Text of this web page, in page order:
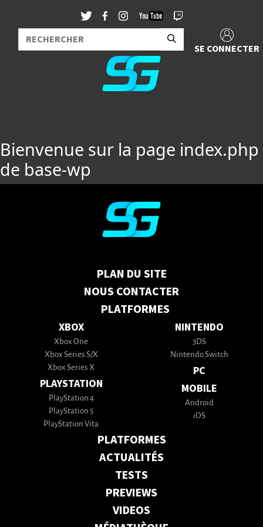
SE CONNECTER
Bienvenue sur la page index.php
de base-wp
PLAN DU SITE
NOUS CONTACTER
PLATFORMES
XBOX
Xbox One
Xbox Series S/X
Xbox Series X
PLAYSTATION
PlayStation 4
PlayStation 5
PlayStation Vita
NINTENDO
3DS
Nintendo Switch
PC
MOBILE
Android
iOS
PLATFORMES
ACTUALITÉS
TESTS
PREVIEWS
VIDEOS